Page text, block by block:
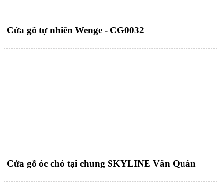
Cửa gỗ tự nhiên Wenge - CG0032
Cửa gỗ óc chó tại chung SKYLINE Văn Quán